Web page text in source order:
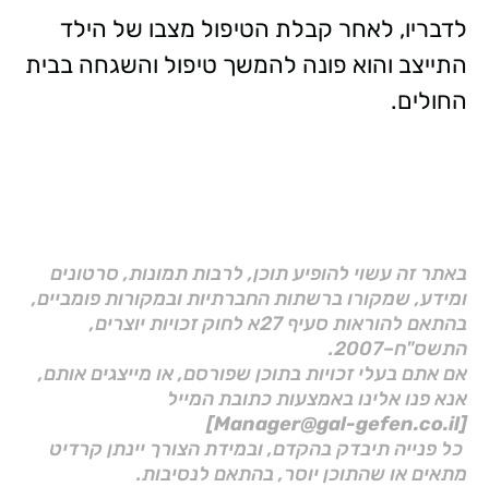
לדבריו, לאחר קבלת הטיפול מצבו של הילד
התייצב והוא פונה להמשך טיפול והשגחה בבית
החולים.
באתר זה עשוי להופיע תוכן, לרבות תמונות, סרטונים
ומידע, שמקורו ברשתות החברתיות ובמקורות פומביים,
בהתאם להוראות סעיף 27א לחוק זכויות יוצרים,
התשס"ח–2007.
אם אתם בעלי זכויות בתוכן שפורסם, או מייצגים אותם,
אנא פנו אלינו באמצעות כתובת המייל
[Manager@gal-gefen.co.il]
כל פנייה תיבדק בהקדם, ובמידת הצורך יינתן קרדיט
מתאים או שהתוכן יוסר, בהתאם לנסיבות.